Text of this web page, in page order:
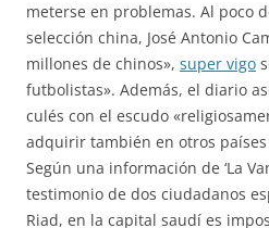
meterse en problemas. Al poco
selección china, José Antonio
millones de chinos», super vigo
futbolistas». Además, el diario
culés con el escudo
adquirir también en otros
Según una información de ‘La
testimonio de dos ciudadanos
Riad, en la capital saudí es